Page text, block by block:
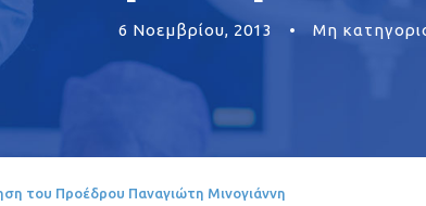
6 Νοεμβρίου, 2013 • Μη
του Προέδρου Παναγιώτη Μινογιάννη